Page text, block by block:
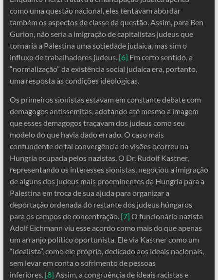
como uma questão nacional, eles tentavam abordar
também os aspectos de classe da questão. Assim, para Ben
Gurion, não seria a imigração de capitalistas judeus que
tornaria a Palestina uma sociedade judaica, mas sim o
influxo de trabalhadores judeus. [6] Em certo sentido, a
“normalização” da existência social judaica era, portanto,
uma resposta às condições ideológicas.
Os primeiros sionistas estavam em constante debate com
demagogos antissemitas, adotando até mesmo a imagem
que esses demagogos traçavam dos judeus como seu
modelo do que havia dado errado. O caso mais
contundente de tal convergência de visões ocorreu na
Hungria ocupada pelos nazistas. O Dr. Rudolf Kastner,
representando os interesses sionistas, negociou a imigração
de alguns dos judeus mais proeminentes da Hungria para a
Palestina em troca de sua ajuda para organizar a
deportação ordenada do restante dos judeus húngaros
para os campos de concentração. [7] O funcionário nazista
Adolf Eichmann viu esse acordo como mais do que apenas
um arranjo político oportunista. Ele via Kastner como um
“idealista”, como ele próprio, dedicado aos ideais nacionais,
sem levar em conta o sofrimento de pessoas
inferiores. [8] Assim, a congruência de ideais racistas e